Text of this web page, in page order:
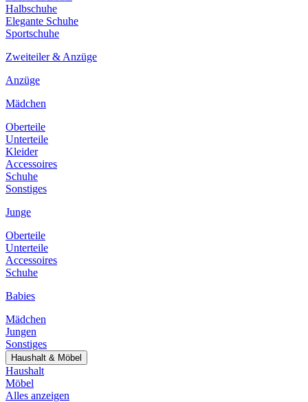
Halbschuhe
Elegante Schuhe
Sportschuhe
Zweiteiler & Anzüge
Anzüge
Mädchen
Oberteile
Unterteile
Kleider
Accessoires
Schuhe
Sonstiges
Junge
Oberteile
Unterteile
Accessoires
Schuhe
Babies
Mädchen
Jungen
Sonstiges
Haushalt & Möbel
Haushalt
Möbel
Alles anzeigen